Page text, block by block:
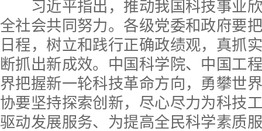
习近平指出，推动我国科技事业欣
全社会共同努力。各级党委和政府要
日程，树立和践行正确政绩观，真抓
断抓出新成效。中国科学院、中国工
界把握新一轮科技革命方向，勇攀世
协要坚持探索创新，尽心尽力为科技
驱动发展服务、为提高全民科学素质